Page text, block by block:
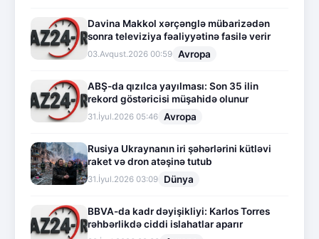
Davina Makkol xərçənglə mübarizədən
sonra televiziya fəaliyyətinə fasilə verir
03.Avqust.2026 00:59 Avropa
ABŞ-da qızılca yayılması: Son 35 ilin
rekord göstəricisi müşahidə olunur
31.İyul.2026 05:46 Avropa
Rusiya Ukraynanın iri şəhərlərini kütləvi
raket və dron atəşinə tutub
31.İyul.2026 03:09 Dünya
BBVA-da kadr dəyişikliyi: Karlos Torres
rəhbərlikdə ciddi islahatlar aparır